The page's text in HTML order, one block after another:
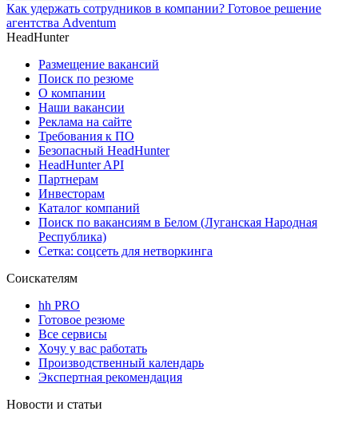
Как удержать сотрудников в компании? Готовое решение
агентства Adventum
HeadHunter
Размещение вакансий
Поиск по резюме
О компании
Наши вакансии
Реклама на сайте
Требования к ПО
Безопасный HeadHunter
HeadHunter API
Партнерам
Инвесторам
Каталог компаний
Поиск по вакансиям в Белом (Луганская Народная
Республика)
Сетка: соцсеть для нетворкинга
Соискателям
hh PRO
Готовое резюме
Все сервисы
Хочу у вас работать
Производственный календарь
Экспертная рекомендация
Новости и статьи